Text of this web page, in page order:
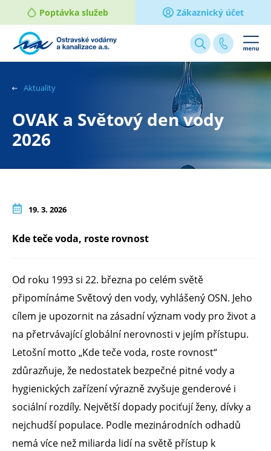
Poptávka služeb Zákaznický účet
Webové
stránky
míruAktuality
OVAK a Světový den vody
2026
19. 3. 2026
Kde teče voda, roste rovnost
Od roku 1993 si 22. března po celém světě
připomínáme Světový den vody, vyhlášený OSN. Jeho
cílem je upozornit na zásadní význam vody pro život a
na přetrvávající globální nerovnosti v jejím přístupu.
Letošní motto „Kde teče voda, roste rovnost“
zdůrazňuje, že nedostatek bezpečné pitné vody a
hygienických zařízení výrazně zvyšuje genderové i
sociální rozdíly. Největší dopady pociťují ženy, dívky a
nejchudší populace. Podle mezinárodních odhadů
nemá více než miliarda lidí na světě přístup k